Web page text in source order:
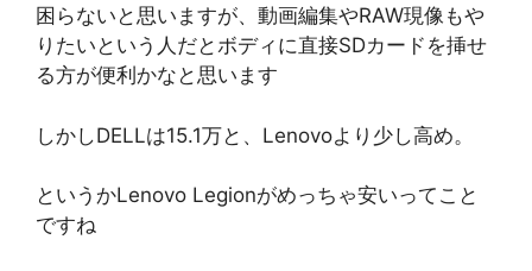
困らないと思いますが、動画編集やRAW現像もや
りたいという人だとボディに直接SDカードを挿せ
る方が便利かなと思います
しかしDELLは15.1万と、Lenovoより少し高め。
というかLenovo Legionがめっちゃ安いってこと
ですね